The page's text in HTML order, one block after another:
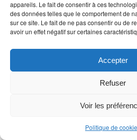
appareils. Le fait de consentir à ces
des données telles que le comportement de
sur ce site. Le fait de ne pas consentir ou de
avoir un effet négatif sur certaines
Accepter
Refuser
Voir les
Politique de
Vous devezvous connecterpour
commentaire.